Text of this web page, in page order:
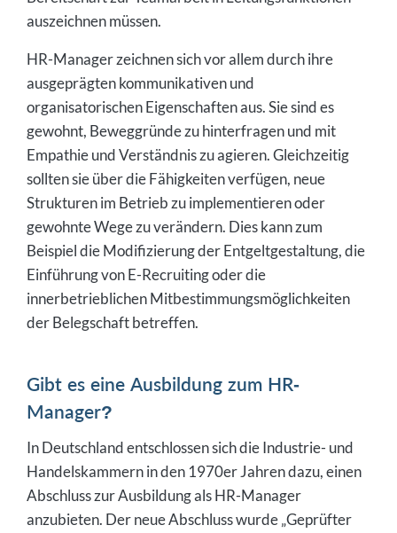
auszeichnen müssen.
HR-Manager zeichnen sich vor allem durch ihre
ausgeprägten kommunikativen und
organisatorischen Eigenschaften aus. Sie sind es
gewohnt, Beweggründe zu hinterfragen und mit
Empathie und Verständnis zu agieren. Gleichzeitig
sollten sie über die Fähigkeiten verfügen, neue
Strukturen im Betrieb zu implementieren oder
gewohnte Wege zu verändern. Dies kann zum
Beispiel die Modifizierung der Entgeltgestaltung, die
Einführung von E-Recruiting oder die
innerbetrieblichen Mitbestimmungsmöglichkeiten
der Belegschaft betreffen.
Gibt es eine Ausbildung zum HR-
Manager?
In Deutschland entschlossen sich die Industrie- und
Handelskammern in den 1970er Jahren dazu, einen
Abschluss zur Ausbildung als HR-Manager
anzubieten. Der neue Abschluss wurde „Geprüfter